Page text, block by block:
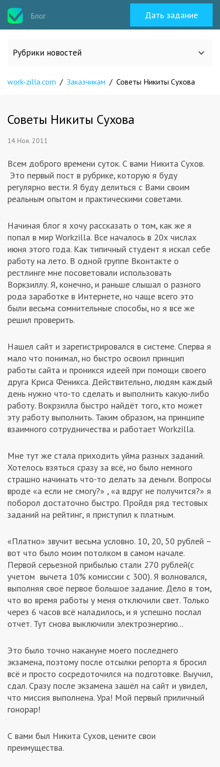
Блог Дать задание
Рубрики новостей
Все статьи
О work-zilla.com
Кейсы
Новости сервиса
Исполнителям
Заказчикам
Полезное
Гости
work-zilla.com / Заказчикам / Советы Никиты Сухова
Советы Никиты Сухова
14 Ноя. 2011
Всем доброго времени суток. С вами Никита Сухов.
Это первый пост в рубрике, которую я буду
регулярно вести. Я буду делиться с Вами своим
реальным опытом и практическими советами.
Начиная блог я хочу рассказать о том, как же я
попал в мир Workzilla. Все началось в 20х числах
июня этого года. Как типичный студент я искал себе
работу на лето. В одной группе Вконтакте о
рестлинге мне посоветовали использовать
Воркзиллу. Я, конечно, и раньше слышал о разного
рода заработке в Интернете, но чаще всего это
были весьма сомнительные способы, но я все же
решил проверить.
Нашел сайт и зарегистрировался в системе. Сперва я
мало что понимал, но быстро освоил принцип
работы сайта и проникся идеей при помощи своего
друга Криса Феникса. Действительно, людям каждый
день нужно что-то сделать и выполнить какую-либо
работу. Вокрзилла быстро найдёт того, кто может
эту работу выполнить. Таким образом, на принципе
взаимного сотрудничества и работает Workzilla.
Мне тут же стала приходить уйма разных заданий.
Хотелось взяться сразу за всё, но было немного
страшно начинать что-то делать за деньги. Вопросы
вроде «а если не смогу?» , «а вдруг не получится?» я
поборол достаточно быстро. Пройдя ряд тестовых
заданий на рейтинг, я приступил к платным.
«Платно» звучит весьма условно. 10, 20, 50 рублей –
вот что было моим потолком в самом начале.
Первой серьезной прибылью стали 270 рублей(с
учетом вычета 10% комиссии с 300). Я волновался,
выполняя своё первое большое задание. Дело в том,
что во время работы у меня отключили свет. Только
через 6 часов всё наладилось, и я успешно послал
отчет. Тут снова выключили электроэнергию...
Это было точно накануне моего последнего
экзамена, поэтому после отсылки репорта я бросил
всё и просто сосредоточился на подготовке. Выучил,
сдал. Сразу после экзамена зашёл на сайт и увидел,
что миссия выполнена. Ура! Мой первый приличный
гонорар!
С вами был Никита Сухов, цените свои
преимущества.